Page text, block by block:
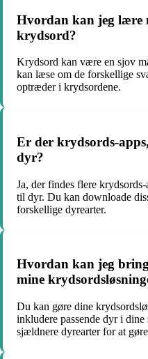
Hvordan kan jeg lære
krydsord?
Krydsord kan være en sjov
kan læse om de forskellige
optræder i krydsordene.
Er der krydsords-
dyr?
Ja, der findes flere
til dyr. Du kan downloade
forskellige dyrearter.
Hvordan kan jeg
mine
Du kan gøre dine
inkludere passende dyr i
sjældnere dyrearter for at